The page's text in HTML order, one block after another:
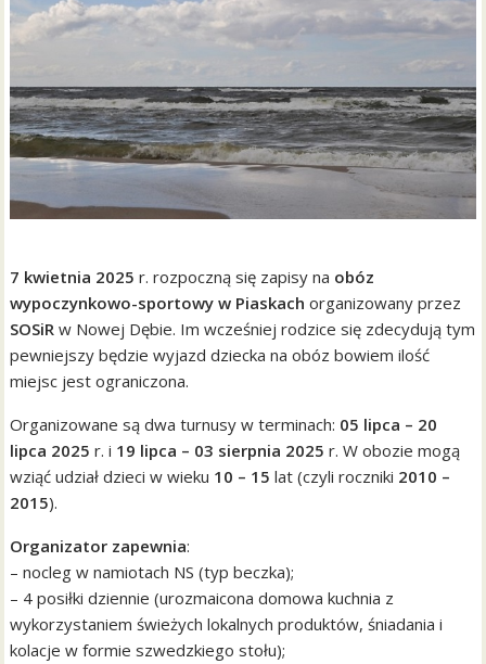
7 kwietnia 2025 r. rozpoczną się zapisy na obóz
wypoczynkowo-sportowy w Piaskach organizowany przez
SOSiRw Nowej Dębie. Im wcześniej rodzice się zdecydują tym
pewniejszy będzie wyjazd dziecka na obóz bowiem ilość
miejsc jest ograniczona.
Organizowane są dwa turnusy w terminach: 05 lipca – 20
lipca 2025 r. i 19 lipca – 03 sierpnia 2025 r. W obozie mogą
wziąć udział dzieci w wieku 10 – 15 lat (czyli roczniki 2010 –
2015).
Organizator zapewnia:
– nocleg w namiotach NS (typ beczka);
– 4 posiłki dziennie (urozmaicona domowa kuchnia z
wykorzystaniem świeżych lokalnych produktów, śniadania i
kolacje w formie szwedzkiego stołu);